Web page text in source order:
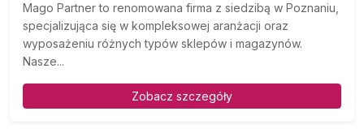
Mago Partner to renomowana firma z siedzibą w Poznaniu,
specjalizująca się w kompleksowej aranżacji oraz
wyposażeniu różnych typów sklepów i magazynów.
Nasze...
Zobacz szczegóły